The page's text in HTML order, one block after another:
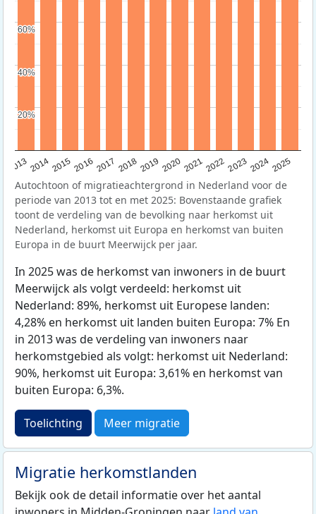
20132014201520162017 20182019 202020212022202320242025
20%
20%
40%
40%
60%
60%
Autochtoon of migratieachtergrond in Nederland voor de
periode van 2013 tot en met 2025: Bovenstaande grafiek
toont de verdeling van de bevolking naar herkomst uit
Nederland, herkomst uit Europa en herkomst van buiten
Europa in de buurt Meerwijck per jaar.
In 2025 was de herkomst van inwoners in de buurt
Meerwijck als volgt verdeeld: herkomst uit
Nederland: 89%, herkomst uit Europese landen:
4,28% en herkomst uit landen buiten Europa: 7% En
in 2013 was de verdeling van inwoners naar
herkomstgebied als volgt: herkomst uit Nederland:
90%, herkomst uit Europa: 3,61% en herkomst van
buiten Europa: 6,3%.
Toelichting Meer migratie
Migratie herkomstlanden
Bekijk ook de detail informatie over het aantal